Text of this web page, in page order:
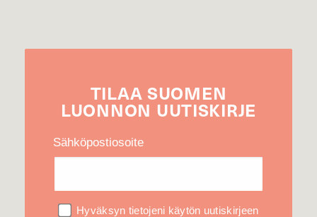
TILAA SUOMEN
LUONNON UUTIS­KIRJE
Sähköpostiosoite
Hyväksyn tietojeni käytön uutiskirjeen